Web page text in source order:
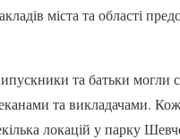
міста та області
та батьки могли
та викладачами.
локацій у парку